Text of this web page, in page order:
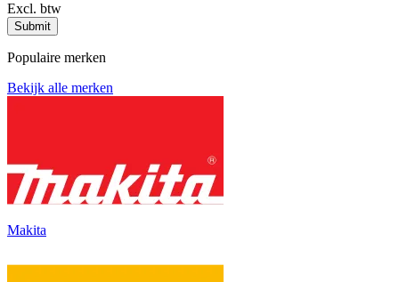
Excl. btw
Submit
Populaire merken
Bekijk alle merken
Makita